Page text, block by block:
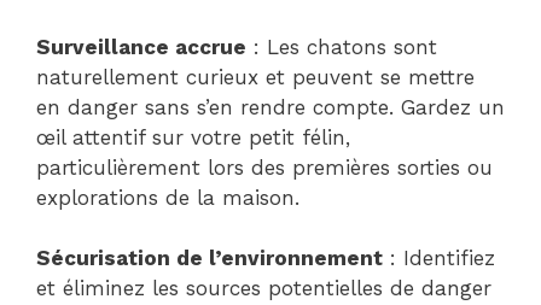
Surveillance accrue : Les chatons sont
naturellement curieux et peuvent se mettre
en danger sans s’en rendre compte. Gardez un
œil attentif sur votre petit félin,
particulièrement lors des premières sorties ou
explorations de la maison.
Sécurisation de l’environnement : Identifiez
et éliminez les sources potentielles de danger